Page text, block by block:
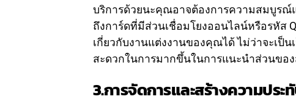
บริการด้วยนะคุณอาจต้องการความสมบูร
ถึงการ์ดที่มีส่วนเชื่อมโยงออนไลน์หรือรหัส
เกี่ยวกับงานแต่งงานของคุณได้ ไม่ว่าจะเป็
สะดวกในการมากขึ้นในการแนะนำส่วนขอ
3.การจัดการและสร้างความปร